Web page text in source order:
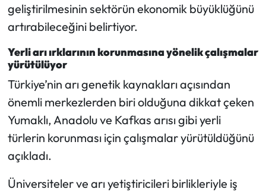
geliştirilmesinin sektörün ekonomik büyüklüğünü
artırabileceğini belirtiyor.
Yerli arı ırklarının korunmasına yönelik çalışmalar
yürütülüyor
Türkiye’nin arı genetik kaynakları açısından
önemli merkezlerden biri olduğuna dikkat çeken
Yumaklı, Anadolu ve Kafkas arısı gibi yerli
türlerin korunması için çalışmalar yürütüldüğünü
açıkladı.
Üniversiteler ve arı yetiştiricileri birlikleriyle iş